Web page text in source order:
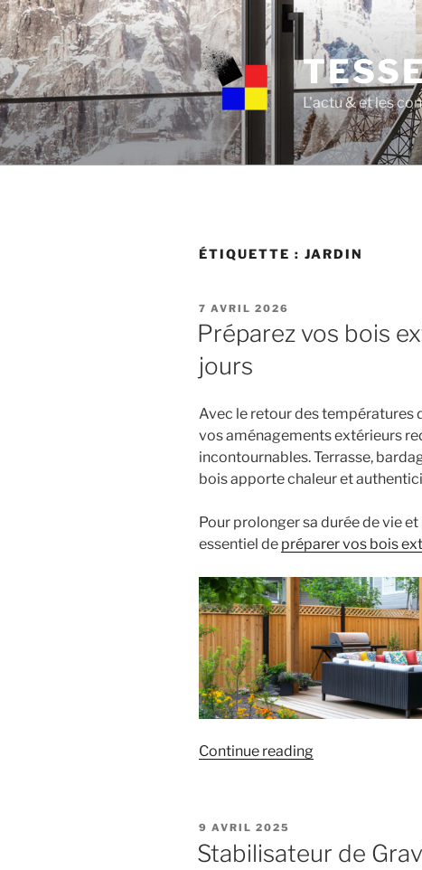
Skip
to
content
L'actu & et les
ÉTIQUETTE : JARDIN
POSTED
ON
7 AVRIL 2026
Préparez vos bois
jours
Avec le retour des températures
vos aménagements extérieurs
incontournables. Terrasse,
bois apporte chaleur et
Pour prolonger sa durée de vie
essentiel de préparer vos bois
Continue reading« Préparez
les
POSTED
9 AVRIL 2025
Stabilisateur de